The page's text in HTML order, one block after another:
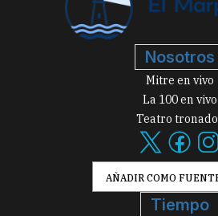
Nosotros
Mitre en vivo
La 100 en vivo
Teatro
AÑADIR COMO
Tiempo